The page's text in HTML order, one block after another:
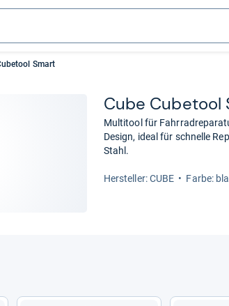
Smart
Cube Cube­tool
Multitool für
Design, ideal für schnelle
Stahl.
Her­stel­ler: CUBE Farbe: